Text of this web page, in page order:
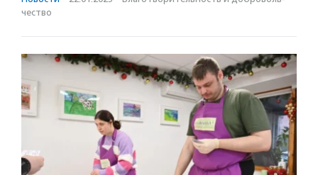
чест­во